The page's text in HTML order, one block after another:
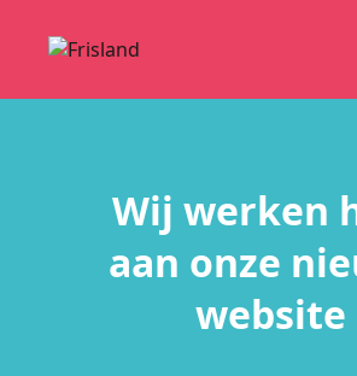
Wij werken
aan onze
website